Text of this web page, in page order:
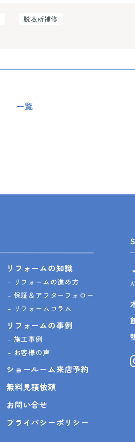
脱衣所補修
一覧
リフォームの知識
リフォームの進め方
保証＆アフターフォロー
リフォームコラム
リフォームの事例
施工事例
お客様の声
ショールーム来店予約
無料見積依頼
お問い合せ
プライバシーポリシー